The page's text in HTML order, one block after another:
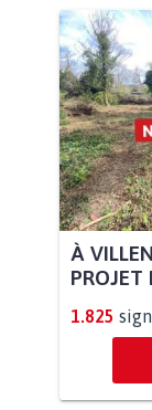
À
PROJET
1.825